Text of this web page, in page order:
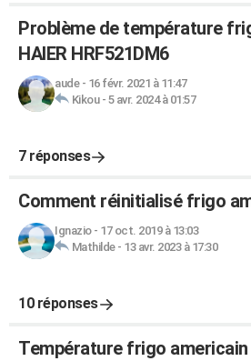
Problème de température
HAIER HRF521DM6
aude- 16 févr. 2021 à 11:47
Kikou- 5 avr. 2024 à 01:57
7 réponses
Comment réinitialisé frigo
Ignazio- 17 oct. 2019 à 13:03
Mathilde- 13 avr. 2023 à 17:30
10 réponses
Température frigo americain